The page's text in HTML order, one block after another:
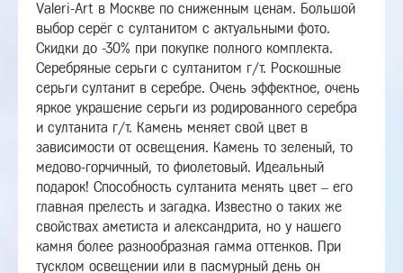
Valeri-Art в Москве по сниженным ценам. Большой
выбор серёг с султанитом с актуальными фото.
Скидки до -30% при покупке полного комплекта.
Серебряные серьги с султанитом г/т. Роскошные
серьги султанит в серебре. Очень эффектное, очень
яркое украшение серьги из родированного серебра
и султанита г/т. Камень меняет свой цвет в
зависимости от освещения. Камень то зеленый, то
медово-горчичный, то фиолетовый. Идеальный
подарок! Способность султанита менять цвет – его
главная прелесть и загадка. Известно о таких же
свойствах аметиста и александрита, но у нашего
камня более разнообразная гамма оттенков. При
тусклом освещении или в пасмурный день он